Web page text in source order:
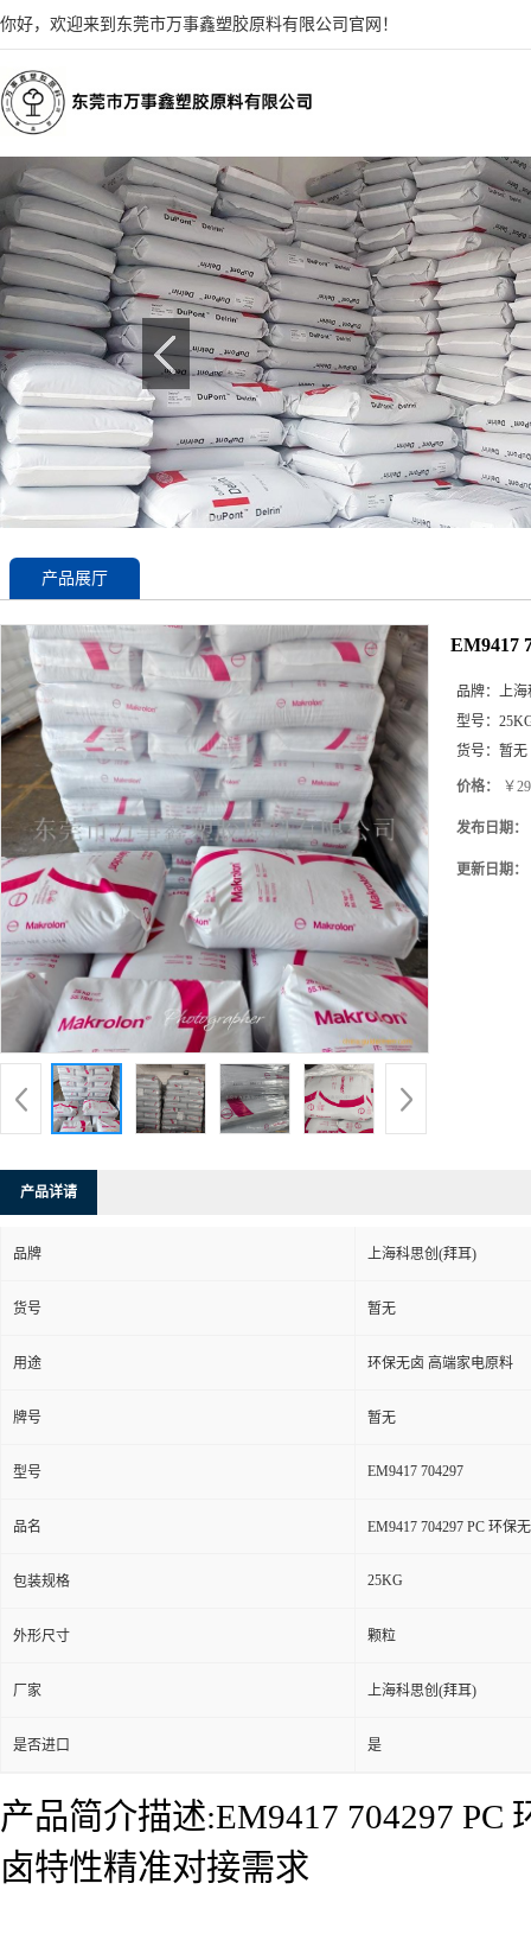
你好，欢迎来到东莞市万事鑫塑胶原料有限公司官网！
产品展厅
EM9417
品牌：
上
型号：
货号： 暂无
价格： ￥
发布日期：
更新日期：
产品详请
品牌 上海科思创(拜耳)
货号 暂无
用途 环保无卤 高端家电原料
牌号 暂无
型号 EM9417 704297
品名 EM9417 704297 PC 环保
包装规格 25KG
外形尺寸 颗粒
厂家 上海科思创(拜耳)
是否进口 是
产品简介描述:EM9417 704297
卤特性精准对接需求